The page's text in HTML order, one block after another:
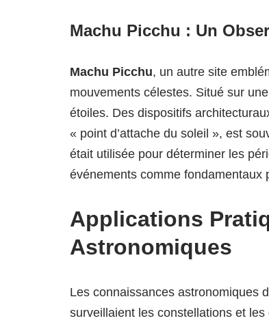
Machu Picchu : Un
Machu Picchu, un autre site
mouvements célestes. Situé sur
étoiles. Des dispositifs
« point d’attache du soleil », est
était utilisée pour déterminer les
événements comme fondamentaux
Applications
Astronomiques
Les connaissances astronomiques
surveillaient les constellations et